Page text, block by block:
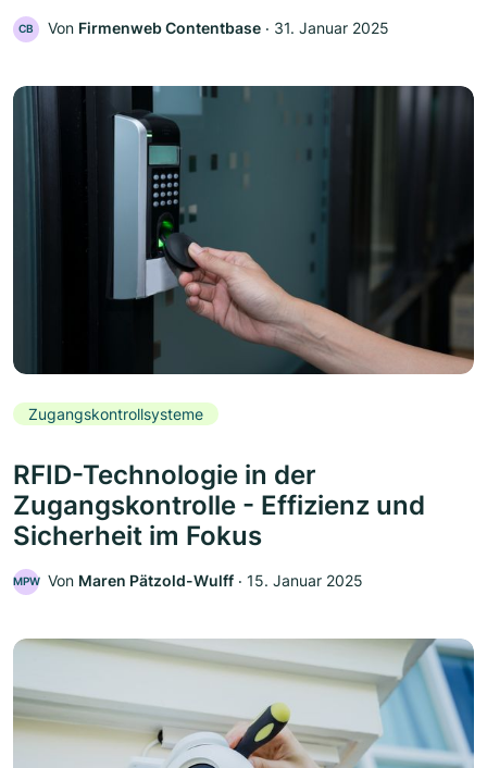
CB Von Firmenweb Contentbase ‧ 31. Januar 2025
Zugangskontrollsysteme
RFID-Technologie in der
Zugangskontrolle - Effizienz und
Sicherheit im Fokus
MPW Von Maren Pätzold-Wulff ‧ 15. Januar 2025